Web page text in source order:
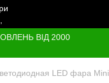
ВІД 2000
LED фара